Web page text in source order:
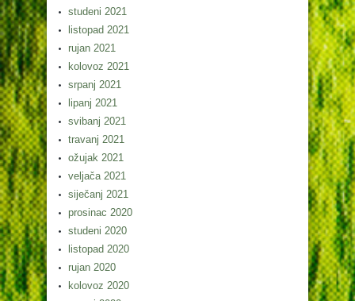
studeni 2021
listopad 2021
rujan 2021
kolovoz 2021
srpanj 2021
lipanj 2021
svibanj 2021
travanj 2021
ožujak 2021
veljača 2021
siječanj 2021
prosinac 2020
studeni 2020
listopad 2020
rujan 2020
kolovoz 2020